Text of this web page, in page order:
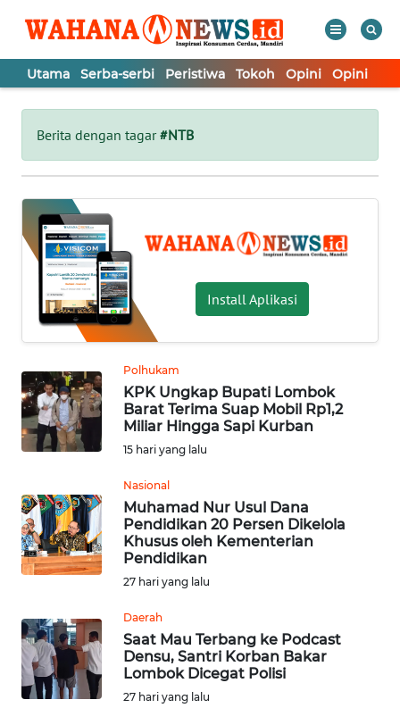
Utama Serba-serbi Peristiwa Tokoh Opini Opini
Berita dengan tagar#NTB
Install Aplikasi
Polhukam
KPK Ungkap Bupati Lombok
Barat Terima Suap Mobil Rp1,2
Miliar Hingga Sapi Kurban
15 hari yang lalu
Nasional
Muhamad Nur Usul Dana
Pendidikan 20 Persen Dikelola
Khusus oleh Kementerian
Pendidikan
27 hari yang lalu
Daerah
Saat Mau Terbang ke Podcast
Densu, Santri Korban Bakar
Lombok Dicegat Polisi
27 hari yang lalu
Tutup
UTAMA
SERBA-
SERBI
PERISTIWA
TOKOH
OPINI
OPINI
Informasi
INDEKS
BERITA
KAMI
INFO
IKLAN